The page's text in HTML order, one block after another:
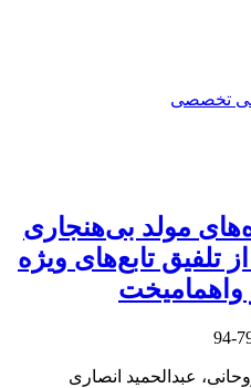
تخصصی
مولد بی‌هنجاری
تلفیق تابع‌های ویژه
واهمامیخت
79-
عبدالحمید انصاری